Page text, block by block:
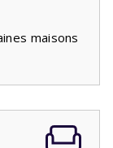
maisons